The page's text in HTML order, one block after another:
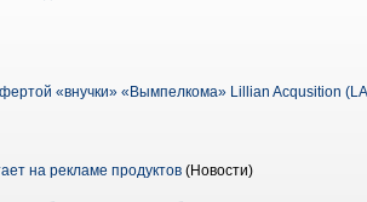
«внучки» «Вымпелкома» Lillian Acqusition
на рекламе продуктов (Новости)